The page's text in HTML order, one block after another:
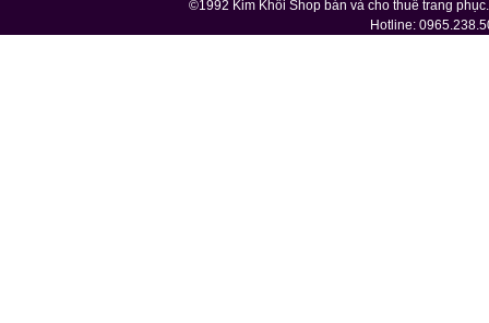
©1992 Kim Khôi Shop bán và cho thuê trang
Hotline: